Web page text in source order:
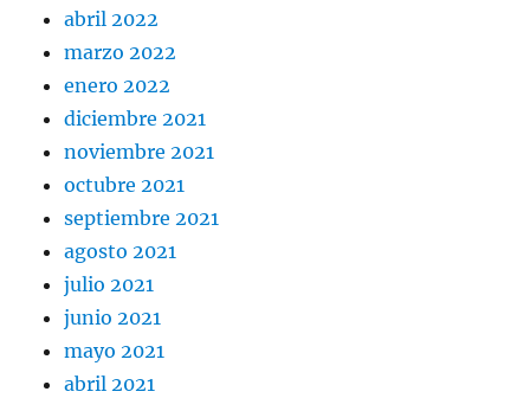
abril 2022
marzo 2022
enero 2022
diciembre 2021
noviembre 2021
octubre 2021
septiembre 2021
agosto 2021
julio 2021
junio 2021
mayo 2021
abril 2021